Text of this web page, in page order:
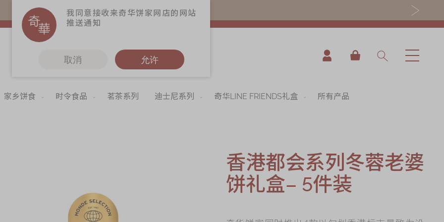
易赏钱会员凭推广码购买现货产品可赚易赏钱($5=1分)
我的购物车
更多
家乡饼食 时令食品 茗茶系列 迪士尼系列 奇华LINE FRIENDS礼盒 所有产品
香港都会系列冬蓉老婆
饼礼盒– 5件装
beginning
我同意接收来奇华饼家网店的网站
推送通知
取消 允许